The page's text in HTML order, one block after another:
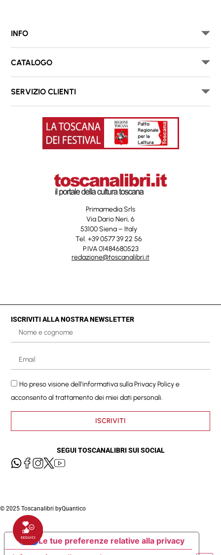
INFO
CATALOGO
SERVIZIO CLIENTI
Primamedia Srls
Via Dario Neri, 6
53100 Siena – Italy
Tel. +39 0577 39 22 56
P.IVA 01484680523
redazione@toscanalibri.it
ISCRIVITI ALLA NOSTRA NEWSLETTER
Ho preso visione dell'informativa sullaPrivacy Policye
acconsento al trattamento dei miei dati personali.
ISCRIVITI
SEGUI TOSCANALIBRI SUI SOCIAL
© 2025 Toscanalibri byQuantico
Le tue preferenze relative alla privacy